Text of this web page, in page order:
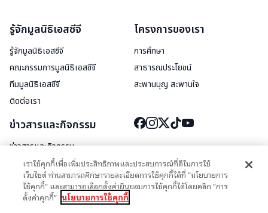
รู้จักมูลนิธิเอสซีจี
รู้จักมูลนิธิเอสซีจี
คณะกรรมการมูลนิธิเอสซีจี
ทีมมูลนิธิเอสซีจี
ติดต่อเรา
โครงการของเรา
การศึกษา
สาธารณประโยชน์
สะพานบุญ สะพานใจ
ข่าวสารและกิจกรรม
ข่าวสารและกิจกรรม
สื่อประชาสัมพันธ์
เราใช้คุกกี้เพื่อเพิ่มประสิทธิภาพและประสบการณ์ที่ดีในการใช้
เว็บไซต์ ท่านสามารถศึกษารายละเอียดการใช้คุกกี้ได้ที่ “นโยบายการ
ใช้คุกกี้” และสามารถเลือกตั้งค่ายินยอมการใช้คุกกี้ได้โดยคลิก “การ
ตั้งค่าคุกกี้” นโยบายการใช้คุกกี้